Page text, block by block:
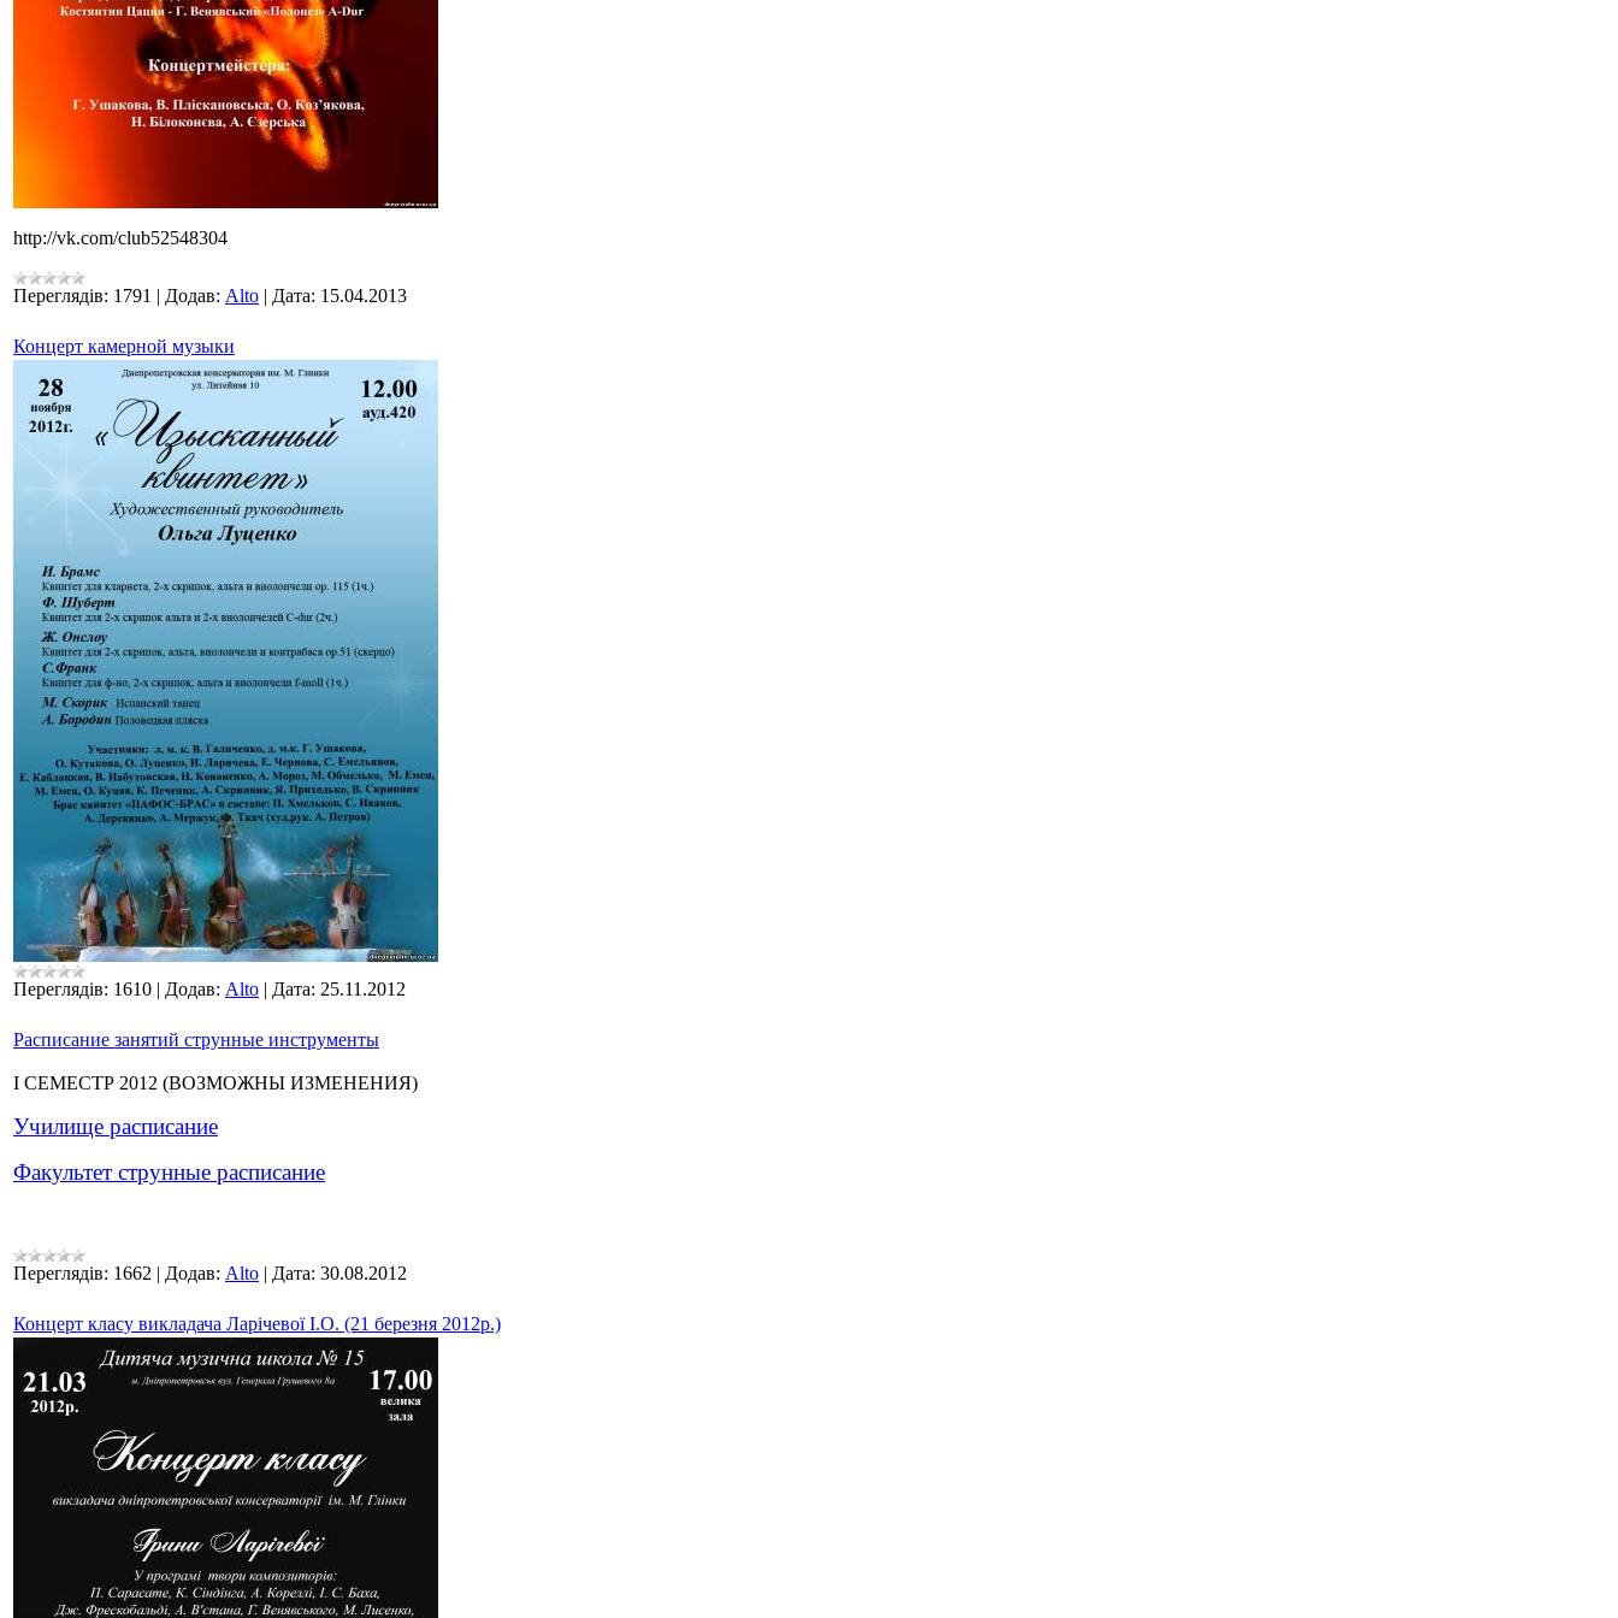
http://vk.com/club52548304
Переглядів: 1791 | Додав: Alto | Дата: 15.04.2013
Концерт камерной музыки
Переглядів: 1610 | Додав: Alto | Дата: 25.11.2012
Расписание занятий струнные инструменты
I СЕМЕСТР 2012 (ВОЗМОЖНЫ ИЗМЕНЕНИЯ)
Училище расписание
Факультет струнные расписание
Переглядів: 1662 | Додав: Alto | Дата: 30.08.2012
Концерт класу викладача Ларічевої І.О. (21 березня 2012р.)